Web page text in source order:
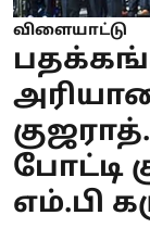
விளையாட்டு
போட்டி
எம்.பி